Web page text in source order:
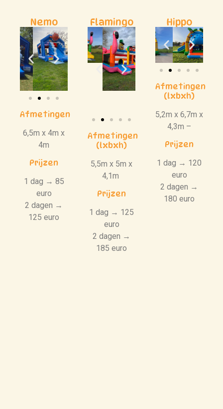
Nemo
Afmetingen
6,5m x 4m x
4m
Prijzen
1 dag → 85
euro
2 dagen →
125 euro
Flamingo
Afmetingen
(lxbxh)
5,5m x 5m x
4,1m
Prijzen
1 dag → 125
euro
2 dagen →
185 euro
Hippo
Afmetingen
(lxbxh)
5,2m x 6,7m x
4,3m –
Prijzen
1 dag → 120
euro
2 dagen →
180 euro